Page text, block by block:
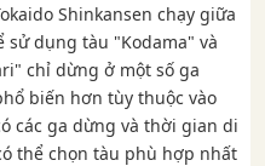
Shinkansen chạy giữa
sử dụng tàu "Kodama" và
chỉ dừng ở một số ga
biến hơn tùy thuộc vào
các ga dừng và thời gian di
thể chọn tàu phù hợp nhất